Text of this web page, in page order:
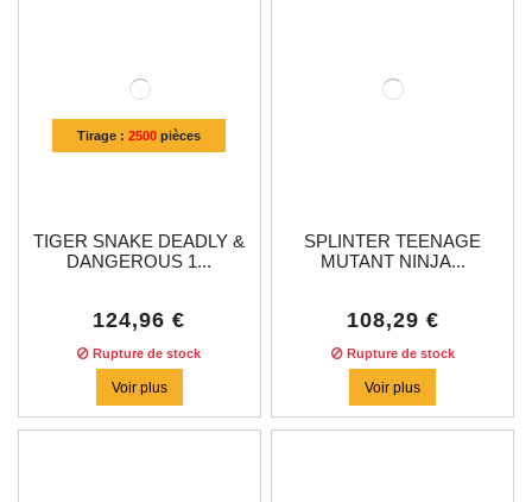
Tirage :2500 pièces
TIGER SNAKE DEADLY &
DANGEROUS 1...
124,96 €
Rupture de stock
Voir plus
SPLINTER TEENAGE
MUTANT NINJA...
108,29 €
Rupture de stock
Voir plus